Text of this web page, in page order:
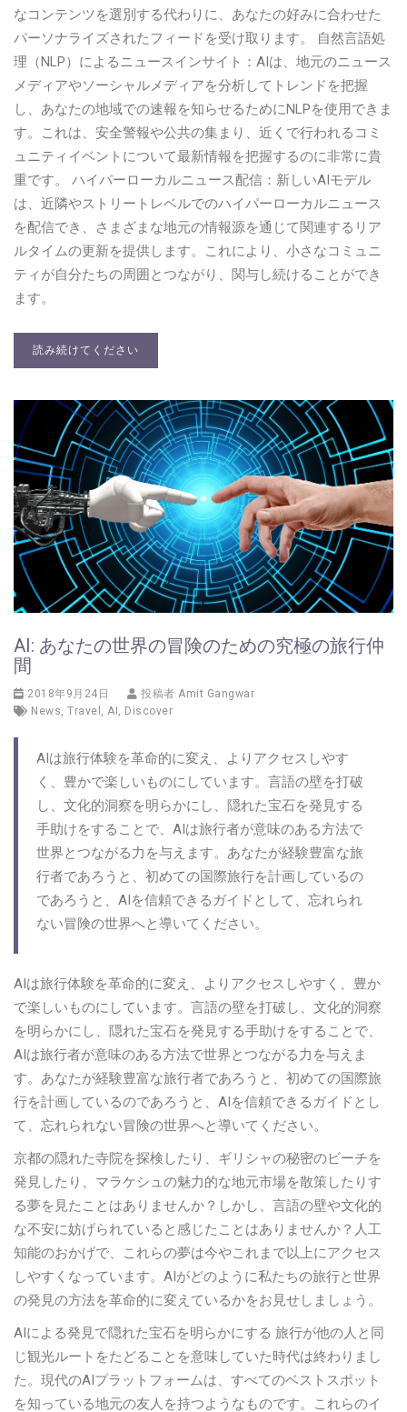
なコンテンツを選別する代わりに、あなたの好みに合わせた
パーソナライズされたフィードを受け取ります。 自然言語処
理（NLP）によるニュースインサイト：AIは、地元のニュース
メディアやソーシャルメディアを分析してトレンドを把握
し、あなたの地域での速報を知らせるためにNLPを使用できま
す。これは、安全警報や公共の集まり、近くで行われるコミ
ュニティイベントについて最新情報を把握するのに非常に貴
重です。 ハイパーローカルニュース配信：新しいAIモデル
は、近隣やストリートレベルでのハイパーローカルニュース
を配信でき、さまざまな地元の情報源を通じて関連するリア
ルタイムの更新を提供します。これにより、小さなコミュニ
ティが自分たちの周囲とつながり、関与し続けることができ
ます。
読み続けてください
AI: あなたの世界の冒険のための究極の旅行仲
間
2018年9月24日 投稿者 Amit Gangwar
News, Travel , AI , Discover
AIは旅行体験を革命的に変え、よりアクセスしやす
く、豊かで楽しいものにしています。言語の壁を打破
し、文化的洞察を明らかにし、隠れた宝石を発見する
手助けをすることで、AIは旅行者が意味のある方法で
世界とつながる力を与えます。あなたが経験豊富な旅
行者であろうと、初めての国際旅行を計画しているの
であろうと、AIを信頼できるガイドとして、忘れられ
ない冒険の世界へと導いてください。
AIは旅行体験を革命的に変え、よりアクセスしやすく、豊か
で楽しいものにしています。言語の壁を打破し、文化的洞察
を明らかにし、隠れた宝石を発見する手助けをすることで、
AIは旅行者が意味のある方法で世界とつながる力を与えま
す。あなたが経験豊富な旅行者であろうと、初めての国際旅
行を計画しているのであろうと、AIを信頼できるガイドとし
て、忘れられない冒険の世界へと導いてください。
京都の隠れた寺院を探検したり、ギリシャの秘密のビーチを
発見したり、マラケシュの魅力的な地元市場を散策したりす
る夢を見たことはありませんか？しかし、言語の壁や文化的
な不安に妨げられていると感じたことはありませんか？人工
知能のおかげで、これらの夢は今やこれまで以上にアクセス
しやすくなっています。AIがどのように私たちの旅行と世界
の発見の方法を革命的に変えているかをお見せしましょう。
AIによる発見で隠れた宝石を明らかにする 旅行が他の人と同
じ観光ルートをたどることを意味していた時代は終わりまし
た。現代のAIプラットフォームは、すべてのベストスポット
を知っている地元の友人を持つようなものです。これらのイ